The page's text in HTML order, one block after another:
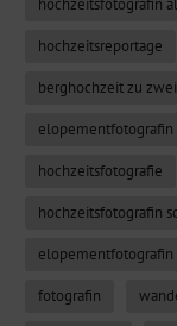
hochzeitsfotografin
hochzeitsreportage
berghochzeit zu
hochzeitsfotografie
hochzeitsfotografin
elopementfotografin
fotografin